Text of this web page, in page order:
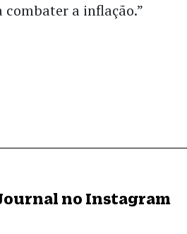
a inflação.”
no Instagram